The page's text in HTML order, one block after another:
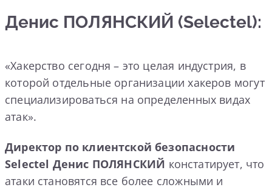
Денис ПОЛЯНСКИЙ (Selectel):
«Хакерство сегодня – это целая индустрия, в
которой отдельные организации хакеров могут
специализироваться на определенных видах
атак».
Директор по клиентской безопасности
Selectel Денис ПОЛЯНСКИЙ констатирует, что
атаки становятся все более сложными и